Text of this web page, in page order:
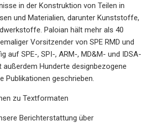
in der Konstruktion von Teilen in
und Materialien, darunter Kunststoffe,
Paloian hält mehr als 40
Vorsitzender von SPE RMD und
auf SPE-, SPI-, ARM-, MD&M- und IDSA-
außerdem Hunderte designbezogene
Publikationen geschrieben.
zu Textformaten
Berichterstattung über